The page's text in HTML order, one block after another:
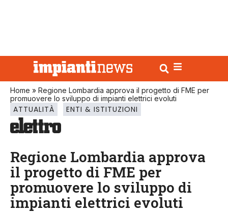
Home » Regione Lombardia approva il progetto di FME per
promuovere lo sviluppo di impianti elettrici evoluti
ATTUALITÀ ENTI & ISTITUZIONI
Regione Lombardia approva
il progetto di FME per
promuovere lo sviluppo di
impianti elettrici evoluti